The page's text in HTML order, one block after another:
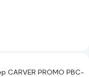
CARVER PROMO PBC-